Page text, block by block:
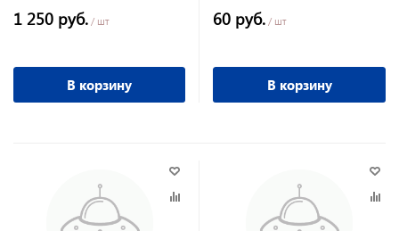
зарядка USB порт белый склад
1 250 руб. / шт
В корзину
60 руб. / шт
В корзину